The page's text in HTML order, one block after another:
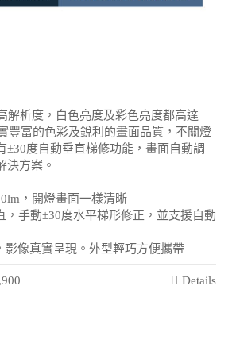
解析度，白色亮度及彩色亮度都高達
豐富的色彩及銳利的畫面品質，不關燈
±30度自動垂直梯修功能，畫面自動調
決方案。
，開燈畫面一樣清晰
，手動±30度水平梯形修正，並支援自動
影像真實呈現。外型輕巧方便攜帶
Details